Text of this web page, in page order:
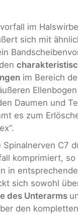
im
sich mit
im Bereich
Daumen und
es zum
C7
komprimiert,
in
sich sowohl
des Unterarms
den kompletten